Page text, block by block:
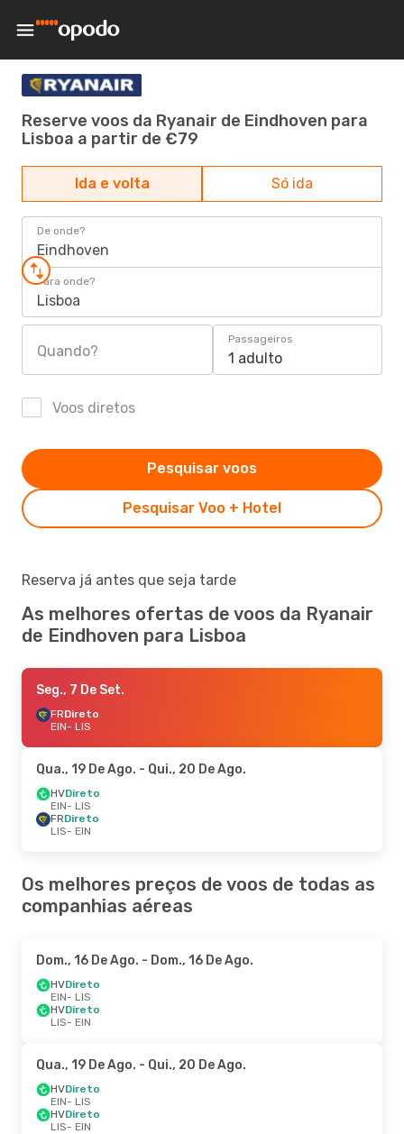
Reserve voos da Ryanair de Eindhoven para
Lisboa a partir de €79
Ida e volta Só ida
De onde?
Eindhoven
Para onde?
Lisboa
Quando?
Passageiros
1 adulto
Voos diretos
Pesquisar Voo + Hotel
Pesquisar voos
Reserva já antes que seja tarde
As melhores ofertas de voos da Ryanair
de Eindhoven para Lisboa
Seg., 7 De Set.
FRDireto
EIN- LIS
Qua., 19 De Ago. - Qui., 20 De Ago.
HVDireto
EIN- LIS
FRDireto
LIS- EIN
Os melhores preços de voos de todas as
companhias aéreas
Dom., 16 De Ago. - Dom., 16 De Ago.
HVDireto
EIN- LIS
HVDireto
LIS- EIN
Qua., 19 De Ago. - Qui., 20 De Ago.
HVDireto
EIN- LIS
HVDireto
LIS- EIN